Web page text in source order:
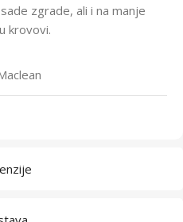
zgrade, ali i na manje
krovovi.